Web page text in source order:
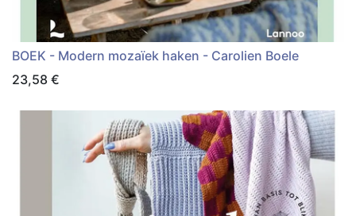
BOEK - Modern mozaïek haken - Carolien Boele
23,58 €